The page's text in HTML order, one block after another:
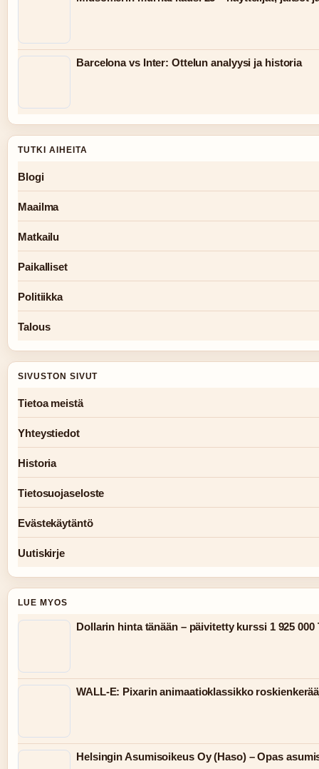
Barcelona vs Inter: Ottelun analyysi ja historia
TUTKI AIHEITA
Blogi
Maailma
Matkailu
Paikalliset
Politiikka
Talous
SIVUSTON SIVUT
Tietoa meistä
Yhteystiedot
Historia
Tietosuojaseloste
Evästekäytäntö
Uutiskirje
LUE MYOS
Dollarin hinta tänään – päivitetty kurssi 1 925 000
WALL-E: Pixarin animaatioklassikko
Helsingin Asumisoikeus Oy (Haso) – Opas